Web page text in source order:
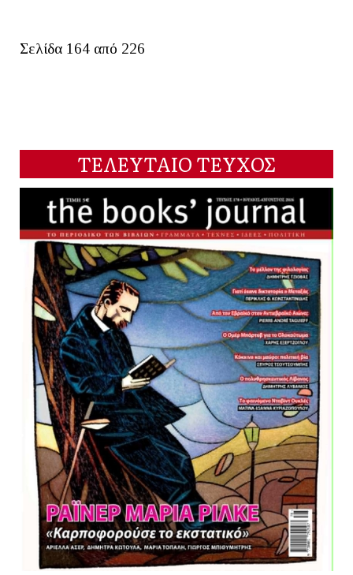
Σελίδα 164 από 226
ΤΕΛΕΥΤΑΙΟ ΤΕΥΧΟΣ